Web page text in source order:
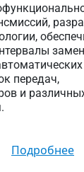
передач,
и
подробнее